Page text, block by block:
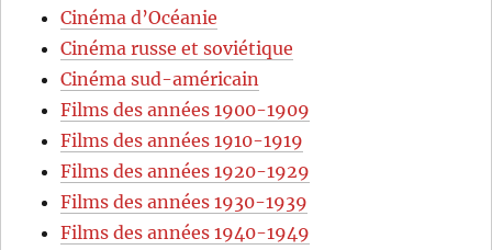
Cinéma d’Océanie
Cinéma russe et soviétique
Cinéma sud-américain
Films des années 1900-1909
Films des années 1910-1919
Films des années 1920-1929
Films des années 1930-1939
Films des années 1940-1949